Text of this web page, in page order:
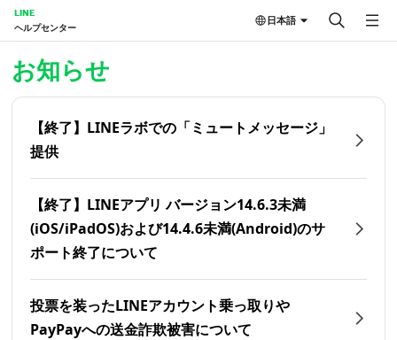
LINE
ヘルプセンター
日本語
お知らせ
【終了】LINEラボでの「ミュートメッセージ」
提供
【終了】LINEアプリ バージョン14.6.3未満
(iOS/iPadOS)および14.4.6未満(Android)のサ
ポート終了について
投票を装ったLINEアカウント乗っ取りや
PayPayへの送金詐欺被害について